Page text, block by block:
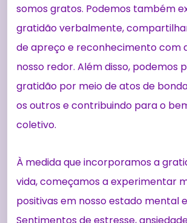
somos gratos. Podemos também
gratidão verbalmente,
de apreço e reconhecimento com
nosso redor. Além disso, podemos
gratidão por meio de atos de
os outros e contribuindo para o
coletivo.
À medida que incorporamos a
vida, começamos a experimentar
positivas em nosso estado mental
Sentimentos de estresse,